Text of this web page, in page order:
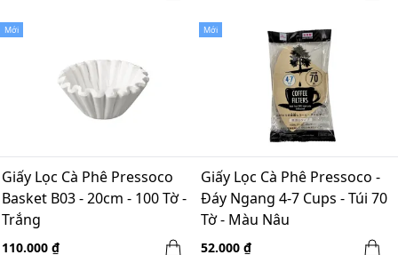
Mới
Giấy Lọc Cà Phê Pressoco
Basket B03 - 20cm - 100 Tờ -
Trắng
110.000 ₫
Mới
Giấy Lọc Cà Phê Pressoco -
Đáy Ngang 4-7 Cups - Túi 70
Tờ - Màu Nâu
52.000 ₫